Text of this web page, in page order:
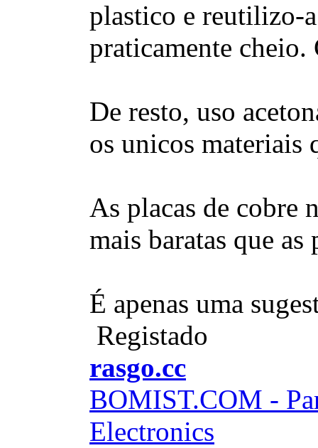
plastico e reutilizo-
praticamente
De resto, uso
os unicos materiais
As placas de cobre
mais baratas que
É apenas uma
Registado
rasgo.cc
BOMIST.COM -
Electronics